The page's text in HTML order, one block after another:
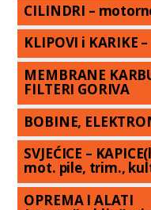
CILINDRI –
KLIPOVI i KARIKE
MEMBRANE
FILTERI GORIVA
BOBINE,
SVJEĆICE –
mot. pile, trim.,
OPREMA I ALATI